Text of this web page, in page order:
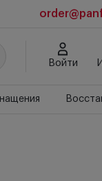
Войти